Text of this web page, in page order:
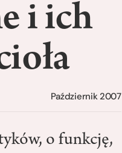
i ich
Październik 2007
o funkcję,